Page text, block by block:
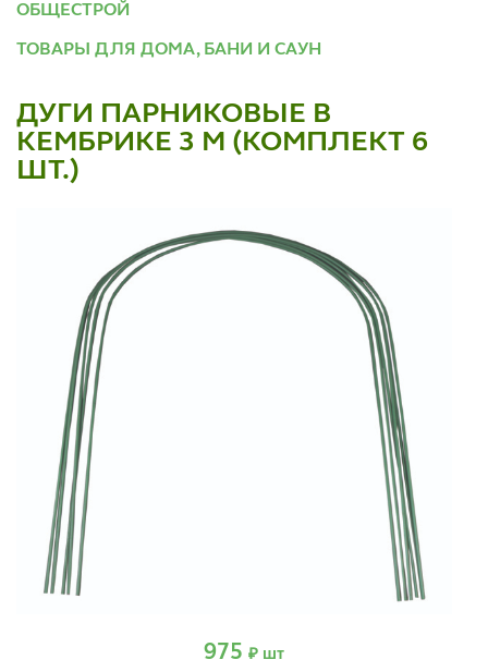
ОБЩЕСТРОЙ
ТОВАРЫ ДЛЯ ДОМА, БАНИ И САУН
ДУГИ ПАРНИКОВЫЕ В
КЕМБРИКЕ 3 М (КОМПЛЕКТ 6
ШТ.)
975 ₽ шт